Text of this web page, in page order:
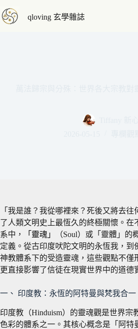
至
qloving 玄學雜誌
「我是誰？我從哪裡來？死後又將去
了人類文明史上最恆久的終極關懷。在
系中，
「靈魂」
（Soul）或「靈體」
定義。從古印度吠陀文明的永恆我，到
神教體系下的受造靈魂，這些觀點不僅
更直接影響了信徒在現實世界中的道德
一、 印度教：永恆的阿特曼與梵我合一
印度教（Hinduism）的靈魂觀是世界宗
色彩的體系之一。其核心概念是「阿特